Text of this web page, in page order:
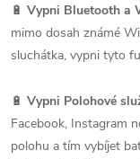
🔋 Vypni Bluetooth a
mimo dosah známé
sluchátka, vypni tyto
🔋 Vypni Polohové
Facebook, Instagram
polohu a tím vybíjet